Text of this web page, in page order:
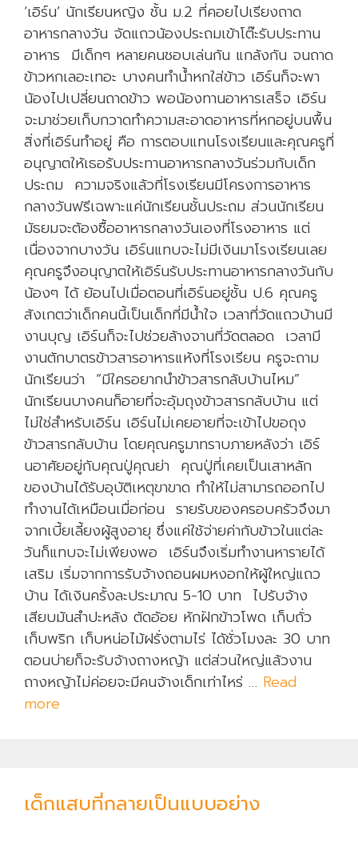
‘เอิร์น’ นักเรียนหญิง ชั้น ม.2 ที่คอยไปเรียงถาด
อาหารกลางวัน จัดแถวน้องประถมเข้าโต๊ะรับประทาน
อาหาร มีเด็กๆ หลายคนชอบเล่นกัน แกล้งกัน จนถาด
ข้าวหกเลอะเทอะ บางคนทำน้ำหกใส่ข้าว เอิร์นก็จะพา
น้องไปเปลี่ยนถาดข้าว พอน้องทานอาหารเสร็จ เอิร์น
จะมาช่วยเก็บกวาดทำความสะอาดอาหารที่หกอยู่บนพื้น
สิ่งที่เอิร์นทำอยู่ คือ การตอบแทนโรงเรียนและคุณครูที่
อนุญาตให้เธอรับประทานอาหารกลางวันร่วมกับเด็ก
ประถม ความจริงแล้วที่โรงเรียนมีโครงการอาหาร
กลางวันฟรีเฉพาะแค่นักเรียนชั้นประถม ส่วนนักเรียน
มัธยมจะต้องซื้ออาหารกลางวันเองที่โรงอาหาร แต่
เนื่องจากบางวัน เอิร์นแทบจะไม่มีเงินมาโรงเรียนเลย
คุณครูจึงอนุญาตให้เอิร์นรับประทานอาหารกลางวันกับ
น้องๆ ได้ ย้อนไปเมื่อตอนที่เอิร์นอยู่ชั้น ป.6 คุณครู
สังเกตว่าเด็กคนนี้เป็นเด็กที่มีน้ำใจ เวลาที่วัดแถวบ้านมี
งานบุญ เอิร์นก็จะไปช่วยล้างจานที่วัดตลอด เวลามี
งานตักบาตรข้าวสารอาหารแห้งที่โรงเรียน ครูจะถาม
นักเรียนว่า “มีใครอยากนำข้าวสารกลับบ้านไหม”
นักเรียนบางคนก็อายที่จะอุ้มถุงข้าวสารกลับบ้าน แต่
ไม่ใช่สำหรับเอิร์น เอิร์นไม่เคยอายที่จะเข้าไปขอถุง
ข้าวสารกลับบ้าน โดยคุณครูมาทราบภายหลังว่า เอิร์
นอาศัยอยู่กับคุณปู่คุณย่า คุณปู่ที่เคยเป็นเสาหลัก
ของบ้านได้รับอุบัติเหตุขาขาด ทำให้ไม่สามารถออกไป
ทำงานได้เหมือนเมื่อก่อน รายรับของครอบครัวจึงมา
จากเบี้ยเลี้ยงผู้สูงอายุ ซึ่งแค่ใช้จ่ายค่ากับข้าวในแต่ละ
วันก็แทบจะไม่เพียงพอ เอิร์นจึงเริ่มทำงานหารายได้
เสริม เริ่มจากการรับจ้างถอนผมหงอกให้ผู้ใหญ่แถว
บ้าน ได้เงินครั้งละประมาณ 5-10 บาท ไปรับจ้าง
เสียบมันสำปะหลัง ตัดอ้อย หักฝักข้าวโพด เก็บถั่ว
เก็บพริก เก็บหน่อไม้ฝรั่งตามไร่ ได้ชั่วโมงละ 30 บาท
ตอนบ่ายก็จะรับจ้างถางหญ้า แต่ส่วนใหญ่แล้วงาน
ถางหญ้าไม่ค่อยจะมีคนจ้างเด็กเท่าไหร่ … Read
more
ก
เด็กแสบที่กลายเป็นแบบอย่าง